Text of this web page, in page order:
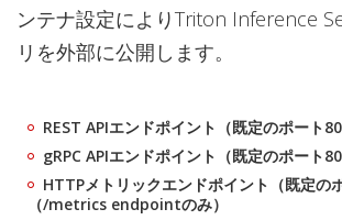
ンテナ設定によりTriton Inference
リを外部に公開します。
REST APIエンドポイント（既定のポート
gRPC APIエンドポイント（既定のポート
HTTPメトリックエンドポイント（既定の
（/metrics endpointのみ）